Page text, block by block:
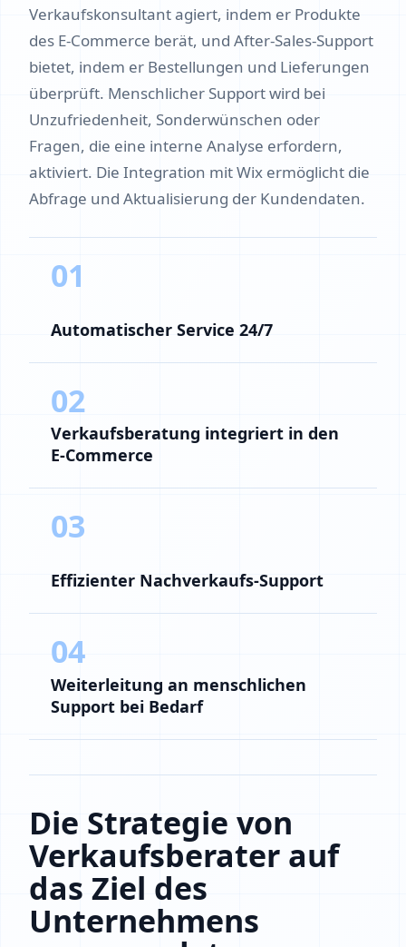
Verkaufskonsultant agiert, indem er Produkte
des E-Commerce berät, und After-Sales-Support
bietet, indem er Bestellungen und Lieferungen
überprüft. Menschlicher Support wird bei
Unzufriedenheit, Sonderwünschen oder
Fragen, die eine interne Analyse erfordern,
aktiviert. Die Integration mit Wix ermöglicht die
Abfrage und Aktualisierung der Kundendaten.
01
Automatischer Service 24/7
02
Verkaufsberatung integriert in den
E-Commerce
03
Effizienter Nachverkaufs-Support
04
Weiterleitung an menschlichen
Support bei Bedarf
Die Strategie von
Verkaufsberater auf
das Ziel des
Unternehmens